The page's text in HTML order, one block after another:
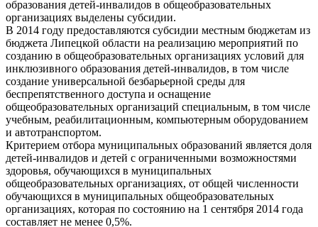
образования детей-инвалидов в общеобразовательных
организациях выделены субсидии.
В 2014 году предоставляются субсидии местным бюджетам из
бюджета Липецкой области на реализацию мероприятий по
созданию в общеобразовательных организациях условий для
инклюзивного образования детей-инвалидов, в том числе
создание универсальной безбарьерной среды для
беспрепятственного доступа и оснащение
общеобразовательных организаций специальным, в том числе
учебным, реабилитационным, компьютерным оборудованием
и автотранспортом.
Критерием отбора муниципальных образований является доля
детей-инвалидов и детей с ограниченными возможностями
здоровья, обучающихся в муниципальных
общеобразовательных организациях, от общей численности
обучающихся в муниципальных общеобразовательных
организациях, которая по состоянию на 1 сентября 2014 года
составляет не менее 0,5%.